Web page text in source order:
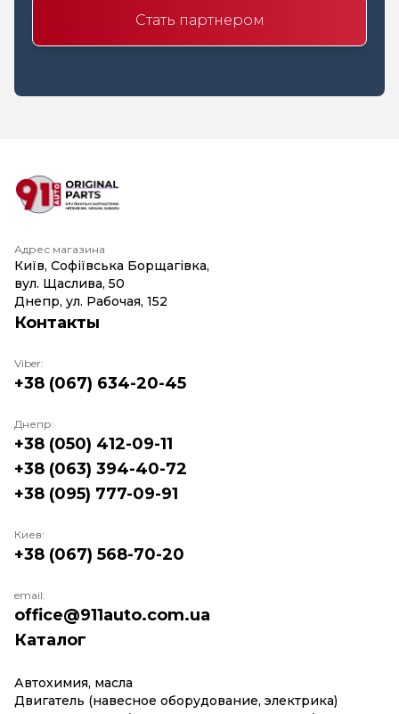
Стать партнером
Адрес магазина
Київ, Софіївська Борщагівка,
вул. Щаслива, 50
Днепр, ул. Рабочая, 152
Каталог
Автохимия, масла
Двигатель (навесное оборудование, электрика)
Контакты
Viber:
+38 (067) 634-20-45
Днепр:
+38 (050) 412-09-11
+38 (063) 394-40-72
+38 (095) 777-09-91
Киев:
+38 (067) 568-70-20
email:
office@911auto.com.ua